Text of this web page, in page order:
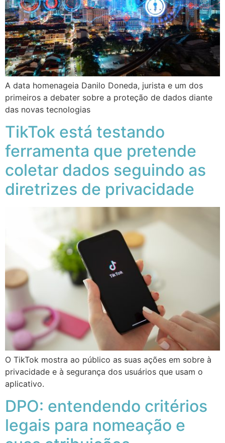
A data homenageia Danilo Doneda, jurista e um dos
primeiros a debater sobre a proteção de dados diante
das novas tecnologias
TikTok está testando
ferramenta que pretende
coletar dados seguindo as
diretrizes de privacidade
O TikTok mostra ao público as suas ações em sobre à
privacidade e à segurança dos usuários que usam o
aplicativo.
DPO: entendendo critérios
legais para nomeação e